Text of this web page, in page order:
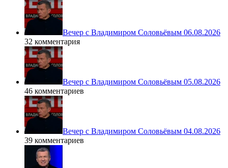
Вечер с Владимиром Соловьёвым 06.08.2026
32 комментария
Вечер с Владимиром Соловьёвым 05.08.2026
46 комментариев
Вечер с Владимиром Соловьёвым 04.08.2026
39 комментариев